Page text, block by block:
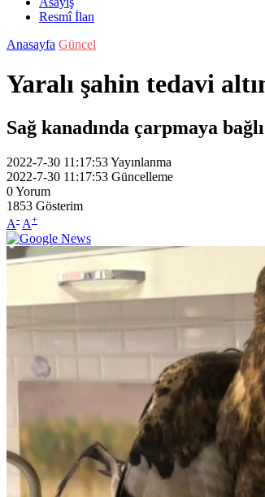
Resmî İlan
Anasayfa Güncel
Yaralı şahin tedavi
Sağ kanadında çarpmaya
2022-7-30 11:17:53Yayınlanma
2022-7-30 11:17:53 Güncelleme
0Yorum
1853 Gösterim
A- A+